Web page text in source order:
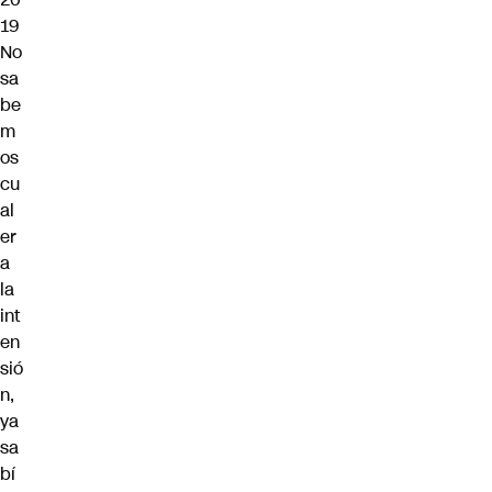
19
No
sa
be
m
os
cu
al
er
a
la
int
en
sió
n,
ya
sa
bí